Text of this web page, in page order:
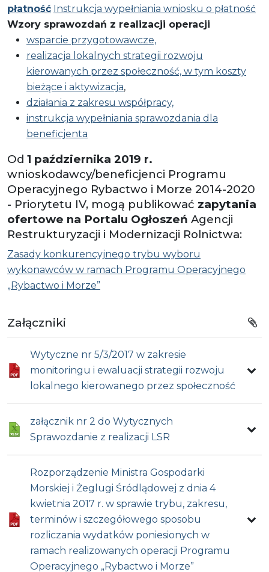
płatność Instrukcja wypełniania wniosku o płatność
Wzory sprawozdań z realizacji operacji
wsparcie przygotowawcze,
realizacja lokalnych strategii rozwoju
kierowanych przez społeczność, w tym koszty
bieżące i aktywizacja,
działania z zakresu współpracy,
instrukcja wypełniania sprawozdania dla
beneficjenta
Od 1 października 2019 r.
wnioskodawcy/beneficjenci Programu
Operacyjnego Rybactwo i Morze 2014-2020
- Priorytetu IV, mogą publikować zapytania
ofertowe na Portalu Ogłoszeń Agencji
Restrukturyzacji i Modernizacji Rolnictwa:
Zasady konkurencyjnego trybu wyboru
wykonawców w ramach Programu Operacyjnego
„Rybactwo i Morze”
Załączniki
Wytyczne nr 5/3/2017 w zakresie
monitoringu i ewaluacji strategii rozwoju
lokalnego kierowanego przez społeczność
załącznik nr 2 do Wytycznych
Sprawozdanie z realizacji LSR
Rozporządzenie Ministra Gospodarki
Morskiej i Żeglugi Śródlądowej z dnia 4
kwietnia 2017 r. w sprawie trybu, zakresu,
terminów i szczegółowego sposobu
rozliczania wydatków poniesionych w
ramach realizowanych operacji Programu
Operacyjnego „Rybactwo i Morze”